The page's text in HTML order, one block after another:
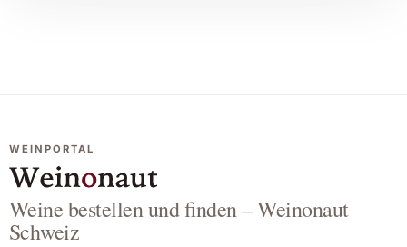
WEINPORTAL
Weine bestellen und finden – Weinonaut
Schweiz